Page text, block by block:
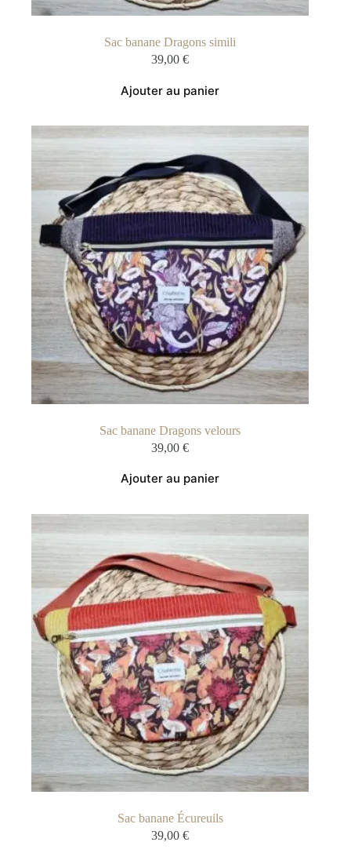
Sac banane Dragons simili
39,00€
Ajouter au panier
Sac banane Dragons velours
39,00€
Ajouter au panier
Sac banane Écureuils
39,00€